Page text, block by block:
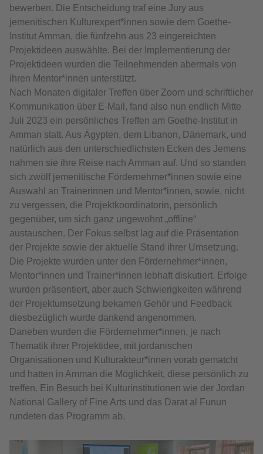
bewerben. Die Entscheidung traf eine Jury aus
jemenitischen Kulturexpert*innen sowie dem Goethe-
Institut Amman, die fünfzehn aus 23 eingereichten
Projektideen auswählte. Bei der Implementierung der
Projektideen wurden die Teilnehmenden abermals von
ihren Mentor*innen unterstützt.
Nach Monaten digitaler Treffen über Zoom und schriftlicher
Kommunikation über E-Mail, fand also nun endlich Mitte
Juli 2023 ein persönliches Treffen am Goethe-Institut in
Amman statt. Aus Ägypten, dem Libanon, Dänemark, und
natürlich aus den unterschiedlichsten Ecken des Jemens
nahmen sie ihre Reise nach Amman auf. Und so standen
sich zwölf jemenitische Fördernehmer*innen sowie eine
Auswahl an Trainerinnen und Mentor*innen, sowie, nicht
zu vergessen, die Projektkoordinatorin, persönlich
gegenüber, um sich ganz ungewohnt „offline“
austauschen. Der Fokus selbst lag auf die Präsentation
der Projekte sowie der aktuelle Stand ihrer Umsetzung.
Die Projekte wurden unter den Fördernehmer*innen,
Mentor*innen und Trainer*innen lebhaft diskutiert. Erfolge
wurden präsentiert, aber auch Schwierigkeiten während
der Projektumsetzung bekamen Gehör und Feedback
diesbezüglich wurde dankend angenommen.
Daneben wurden die Fördernehmer*innen, je nach
Thematik ihrer Projektidee, mit jordanischen
Organisationen und Kulturakteur*innen vorab gematcht
und hatten in Amman die Möglichkeit, diese persönlich zu
treffen. Ein Besuch bei Kulturinstitutionen wie der Jordan
National Gallery of Fine Arts und das Darat al Funun
rundeten das Programm ab.